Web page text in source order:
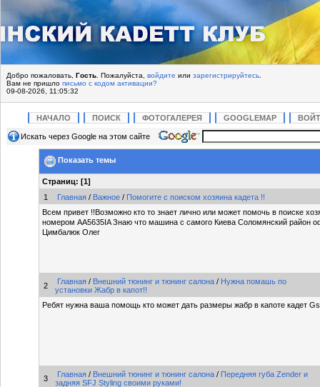
Добро пожаловать, Гость . Пожалуйста, войдите или зарегистрируйтесь
Вам не пришло письмо с кодом активации?
09-08-2026, 11:05:32
НАЧАЛО ПОИСК ФОТОГАЛЕРЕЯ GOOGLEMAP
Искать через Google на этом сайте
Показать темы
Страниц: [1]
1
Главная / Важное / Помогите с поиском хозяина кадета !!
Всем привет !!Возможно кто то знает лично или может помочь в поиске
номером АА5635IA Знаю что машина с самого Киева Соломянский район
Цимбалюк Олег
2 Главная / Внешний тюнинг и тюнинг салона / Нужна помашь по
установки Жабр в капот!!
Ребят нужна ваша помощь кто может дать размеры жабр в капоте кадет
3 Главная / Внешний тюнинг и тюнинг салона / Передняя губа Zender и
задняя SFJ Styling своими руками!